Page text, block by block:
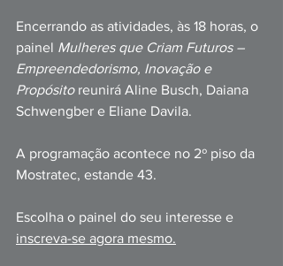
Encerrando as atividades, às 18 horas, o
painel Mulheres que Criam Futuros –
Empreendedorismo, Inovação e
Propósito reunirá Aline Busch, Daiana
Schwengber e Eliane Davila.
A programação acontece no 2º piso da
Mostratec, estande 43.
Escolha o painel do seu interesse e
inscreva-se agora mesmo.